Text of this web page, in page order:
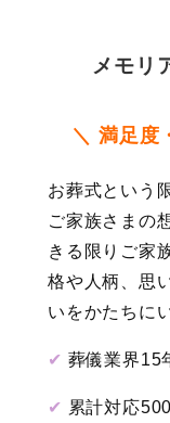
メモリ
＼ 満足度
お葬式という
ご家族さまの
きる限りご家
格や人柄、思
いをかたちに
✔︎ 葬儀業界15
✔︎ 累計対応